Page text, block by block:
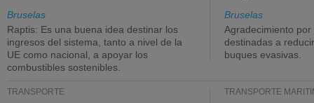
Bruselas
Raptis: Es una buena idea destinar los
ingresos del sistema, tanto a nivel de la
UE como nacional, a apoyar los
combustibles sostenibles.
Bruselas
Agradecimiento
destinadas a
buques evasivas.
TRANSPORTE TRANSPORTE